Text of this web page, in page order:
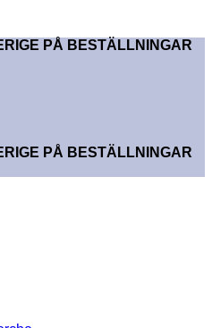
PÅ BESTÄLLNINGAR
PÅ BESTÄLLNINGAR